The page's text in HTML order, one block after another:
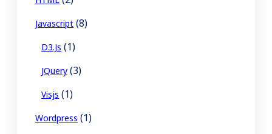
Javascript (8)
D3.js (1)
JQuery (3)
Visjs (1)
Wordpress (1)